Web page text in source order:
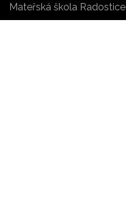
Mateřská škola Radostice